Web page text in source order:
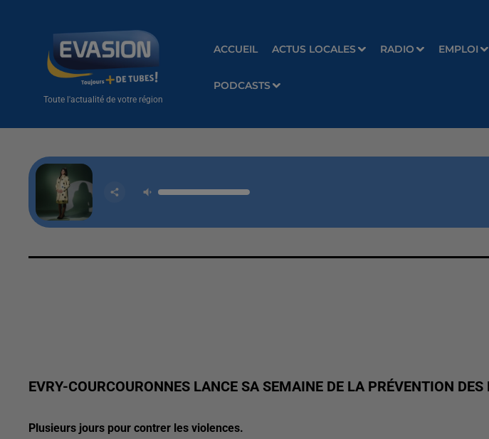
Toute l'actualité de votre région
ACCUEIL ACTUS LOCALES RADIO EMPLOI
PODCASTS
EVRY-COURCOURONNES LANCE SA SEMAINE DE LA PRÉVENTION DES
Plusieurs jours pour contrer les violences.